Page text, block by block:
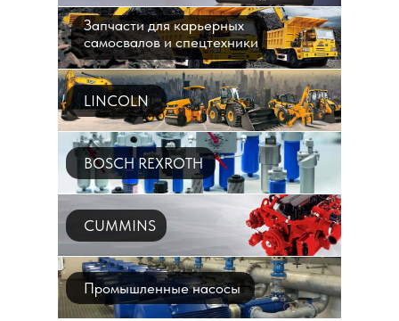
Запчасти для карьерных
самосвалов и спецтехники
LINCOLN
BOSCH REXROTH
CUMMINS
Промышленные насосы